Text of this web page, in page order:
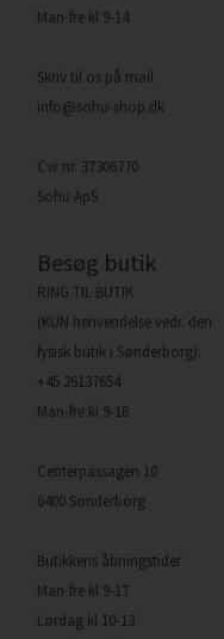
Man-fre kl 9-14
Skriv til os på mail
info@sohu-shop.dk
Cvr nr. 37306770
Sohu ApS
Besøg butik
RING TIL BUTIK
(KUN henvendelse vedr. den
fysisk butik i Sønderborg):
+45 26137654
Man-fre kl 9-18
Centerpassagen 10
6400 Sønderborg
Butikkens åbningstider
Man-fre kl 9-17
Lørdag kl 10-13